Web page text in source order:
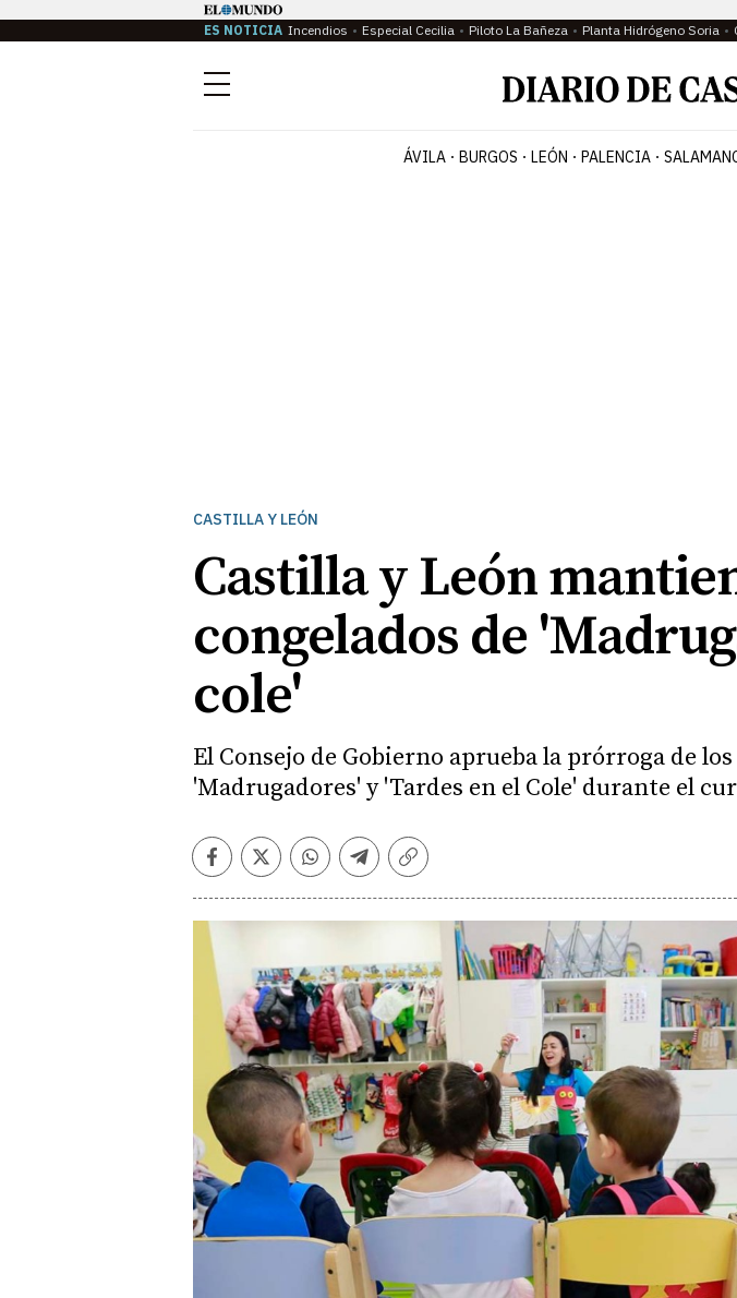
ES NOTICIA Incendios Especial Cecilia Piloto La Bañeza Planta Hidrógeno Soria
Menú
ÁVILA BURGOS LEÓN PALENCIA
CASTILLA Y LEÓN
Castilla y León
congelados de
cole'
El Consejo de Gobierno aprueba la prórroga de
'Madrugadores' y 'Tardes en el Cole' durante el
Facebook
TwitterWhatsapp
Telegram
Copiar